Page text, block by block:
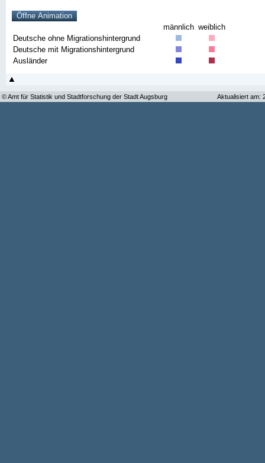
männlich weiblich
Deutsche ohne Migrationshintergrund
Deutsche mit Migrationshintergrund
Ausländer
© Amt für Statistik und Stadtforschung der Stadt Augsburg Aktualisiert am: